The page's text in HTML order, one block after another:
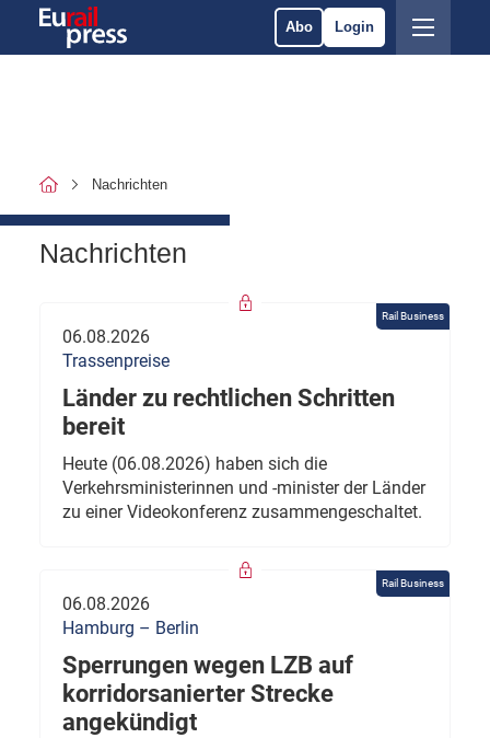
Abo Login
Nachrichten
Nachrichten
Rail Business
06.08.2026
Trassenpreise
Länder zu rechtlichen Schritten
bereit
Heute (06.08.2026) haben sich die
Verkehrsministerinnen und -minister der Länder
zu einer Videokonferenz zusammengeschaltet.
Rail Business
06.08.2026
Hamburg – Berlin
Sperrungen wegen LZB auf
korridorsanierter Strecke
angekündigt